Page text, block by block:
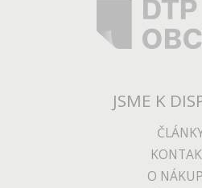
JSME K
O